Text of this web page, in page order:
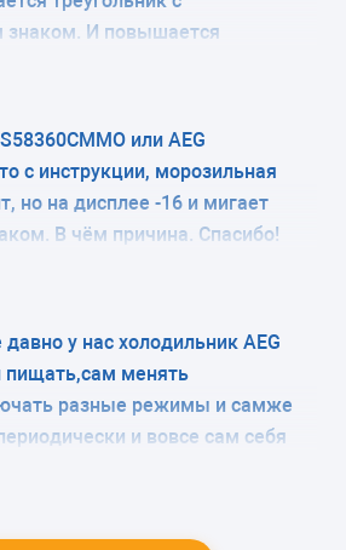
МОРОЗИЛЬНОЙ КАМЕРЫ
ХОЛОДИЛЬНОЙ КАМЕРЫ
знаком. И повышается
камере. В чем дело?
почитать про установки на
или AEG
с инструкции, морозильная
но на дисплее -16 и мигает
В чём причина. Спасибо!
у нас холодильник AEG
пищать,сам менять
разные режимы и самже
и вовсе сам себя